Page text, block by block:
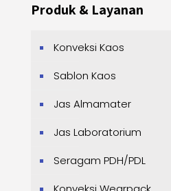
Produk & Layanan
Konveksi Kaos
Sablon Kaos
Jas Almamater
Jas Laboratorium
Seragam PDH/PDL